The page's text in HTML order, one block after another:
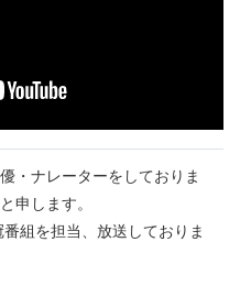
・ナレーターをしておりま
申します。
組を担当、放送しておりま